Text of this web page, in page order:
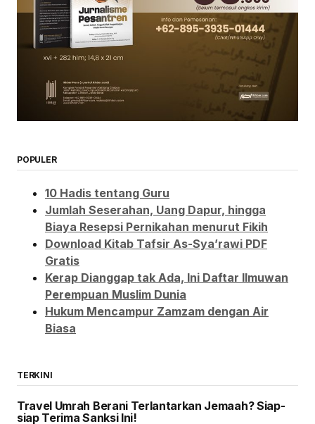
POPULER
10 Hadis tentang Guru
Jumlah Seserahan, Uang Dapur, hingga
Biaya Resepsi Pernikahan menurut Fikih
Download Kitab Tafsir As-Sya’rawi PDF
Gratis
Kerap Dianggap tak Ada, Ini Daftar Ilmuwan
Perempuan Muslim Dunia
Hukum Mencampur Zamzam dengan Air
Biasa
TERKINI
Travel Umrah Berani Terlantarkan Jemaah? Siap-
siap Terima Sanksi Ini!